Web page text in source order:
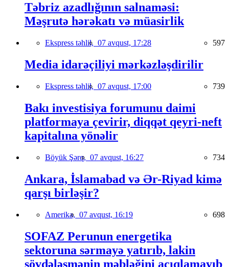
Təbriz azadlığının salnaməsi:
Məşrutə hərəkatı və müasirlik
Ekspress təhlil, 07 avqust, 17:28 597
Media idarəçiliyi mərkəzləşdirilir
Ekspress təhlil, 07 avqust, 17:00 739
Bakı investisiya forumunu daimi
platformaya çevirir, diqqət qeyri-neft
kapitalına yönəlir
Böyük Şərq, 07 avqust, 16:27 734
Ankara, İslamabad və Ər-Riyad kimə
qarşı birləşir?
Amerika, 07 avqust, 16:19 698
SOFAZ Perunun energetika
sektoruna sərmayə yatırıb, lakin
sövdələşmənin məbləğini açıqlamayıb